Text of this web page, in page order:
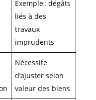
Exemple : dégâts
liés à des
travaux
imprudents
Nécessite
d’ajuster selon
valeur des biens